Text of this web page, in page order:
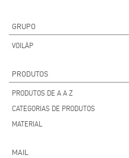
GRUPO
VOILÀP
PRODUTOS
PRODUTOS DE A A Z
CATEGORIAS DE PRODUTOS
MATERIAL
MAIL